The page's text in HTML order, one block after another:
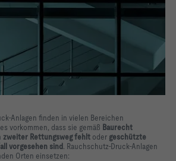
Anlagen finden in vielen Bereichen
vorkommen, dass sie gemäß Baurecht
zweiter Rettungsweg fehlt oder geschützte
vorgesehen sind. Rauchschutz-Druck-Anlagen
Orten einsetzen: